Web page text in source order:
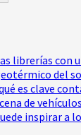
librerías
del
es clave
de
inspirar a